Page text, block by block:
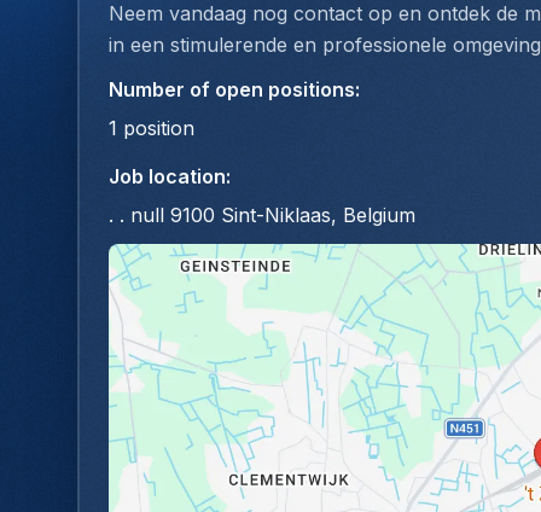
Neem vandaag nog contact op en ontdek de
in een stimulerende en professionele
Number of open positions:
1 position
Job location:
. . null 9100 Sint-Niklaas, Belgium